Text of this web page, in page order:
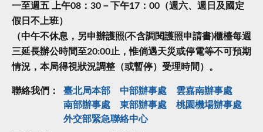
一至週五 上午08：30－下午17：00（週六、週日及國定
假日不上班）
（中午不休息，另申辦護照(不含調閱護照申請書)櫃檯每週
三延長辦公時間至20:00止，惟倘遇天災或停電等不可預期
情況，本局得視狀況調整（或暫停）受理時間）。
聯絡我們： 臺北局本部 中部辦事處
雲嘉南辦事處
南部辦事處
東部辦事處
桃園機場辦事處
外交部緊急聯絡中⼼